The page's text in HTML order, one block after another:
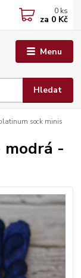
Menu
Hledat
0 ks
za 0 Kč
sock minis
modrá -